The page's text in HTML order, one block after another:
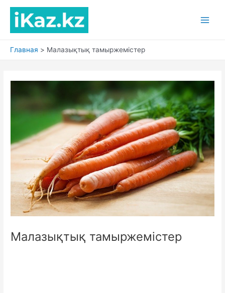
содержимому
Главная Малазықтық тамыржемістер
Малазықтық тамыржемістер